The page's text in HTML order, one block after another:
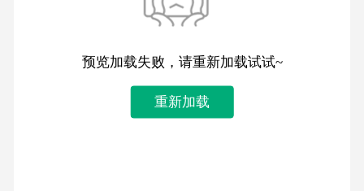
预览加载失败，请重新加载试试~
重新加载